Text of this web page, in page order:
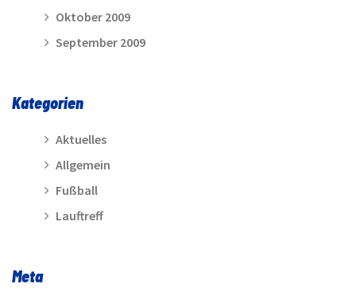
Oktober 2009
September 2009
Kategorien
Aktuelles
Allgemein
Fußball
Lauftreff
Meta